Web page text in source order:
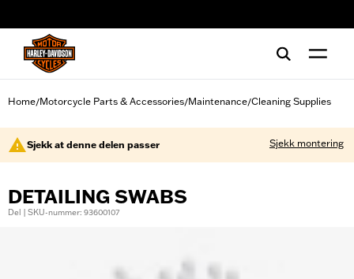
Home/Motorcycle Parts & Accessories/Maintenance/Cleaning Supplies
Sjekk at denne delen passer Sjekk montering
DETAILING SWABS
Del | SKU-nummer: 93600107